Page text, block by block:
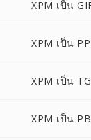
XPM เป็น
XPM เป็น
XPM เป็น
XPM เป็น